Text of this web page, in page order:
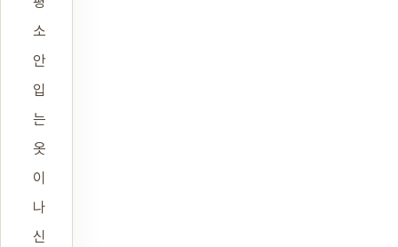
소
안
입
는
옷
이
나
신